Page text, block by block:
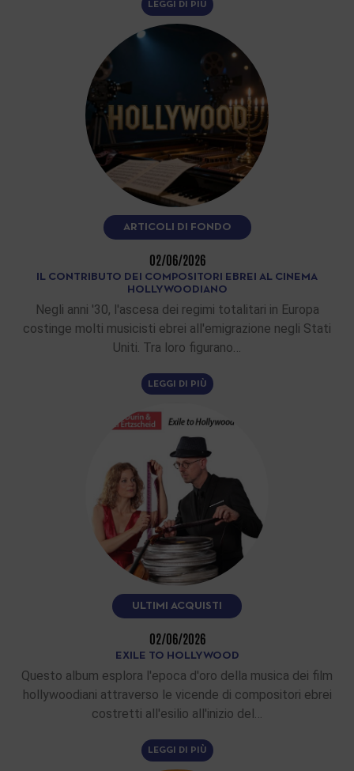
LEGGI DI PIÙ
ARTICOLI DI FONDO
02/06/2026
IL CONTRIBUTO DEI COMPOSITORI EBREI AL CINEMA
HOLLYWOODIANO
Negli anni '30, l'ascesa dei regimi totalitari in Europa
costinge molti musicisti ebrei all'emigrazione negli Stati
Uniti. Tra loro figurano…
LEGGI DI PIÙ
ULTIMI ACQUISTI
02/06/2026
EXILE TO HOLLYWOOD
Questo album esplora l'epoca d'oro della musica dei film
hollywoodiani attraverso le vicende di compositori ebrei
costretti all'esilio all'inizio del…
LEGGI DI PIÙ